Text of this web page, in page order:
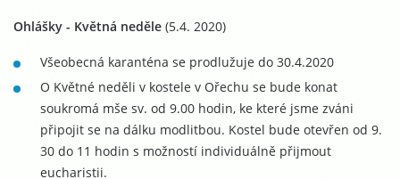
Ohlášky - Květná neděle (5.4. 2020)
Všeobecná karanténa se prodlužuje do 30.4.2020
O Květné neděli v kostele v Ořechu se bude konat
soukromá mše sv. od 9.00 hodin, ke které jsme zváni
připojit se na dálku modlitbou. Kostel bude otevřen od 9.
30 do 11 hodin s možností individuálně přijmout
eucharistii.